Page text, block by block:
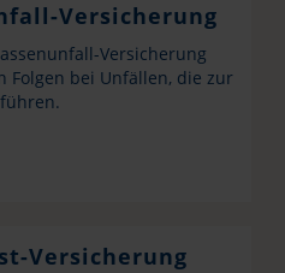
Versicherung
Versicherung
Folgen bei Unfällen, die zur
Versicherung